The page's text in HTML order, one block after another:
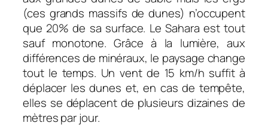
(ces grands massifs de dunes) n’occupent
que 20% de sa surface. Le Sahara est tout
sauf monotone. Grâce à la lumière, aux
différences de minéraux, le paysage change
tout le temps. Un vent de 15 km/h suffit à
déplacer les dunes et, en cas de tempête,
elles se déplacent de plusieurs dizaines de
mètres par jour.